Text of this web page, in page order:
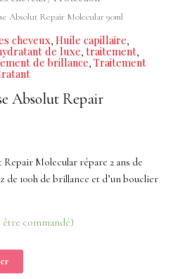
Absolut Repair Molecular 90ml
cheveux, Huile capillaire,
de luxe, traitement,
de brillance, Traitement
Absolut Repair
Molecular répare 2 ans de
de 100h de brillance et d’un bouclier
être commandé)